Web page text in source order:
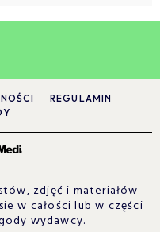
REGULAMIN
zdjęć i materiałów
w całości lub w części
wydawcy.